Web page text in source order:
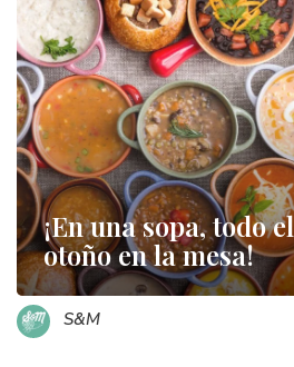
¡En una sopa, todo el
otoño en la mesa!
S&M